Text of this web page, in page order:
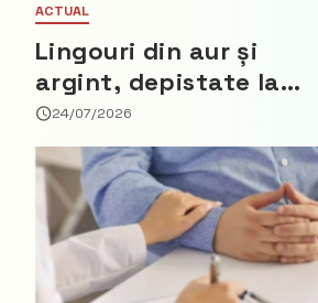
ACTUAL
Lingouri din aur și
argint, depistate la
vama Aeroport
24/07/2026